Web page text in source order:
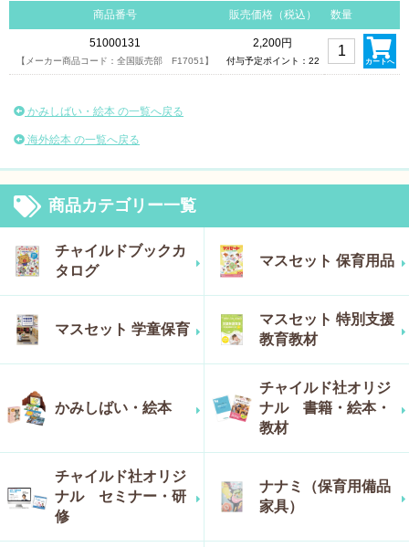
商品番号 販売価格（税込） 数量
51000131
【メーカー商品コード：全国販売部 F17051】
2,200円
付与予定ポイント：22 カートへ
かみしばい・絵本 の一覧へ戻る
海外絵本 の一覧へ戻る
商品カテゴリー一覧
チャイルドブックカ
タログ
マスセット 保育用品
マスセット 学童保育
マスセット 特別支援
教育教材
かみしばい・絵本
チャイルド社オリジ
ナル 書籍・絵本・
教材
チャイルド社オリジ
ナル セミナー・研
修
ナナミ（保育用備品
家具）